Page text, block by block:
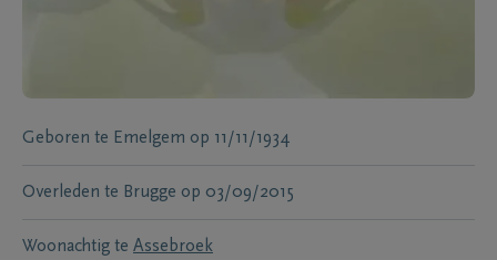
Geboren te Emelgem op 11/11/1934
Overleden te Brugge op 03/09/2015
Woonachtig te Assebroek